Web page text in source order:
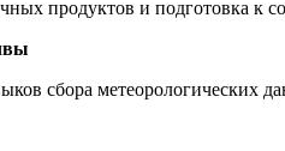
продуктов и подготовка
сбора метеорологических